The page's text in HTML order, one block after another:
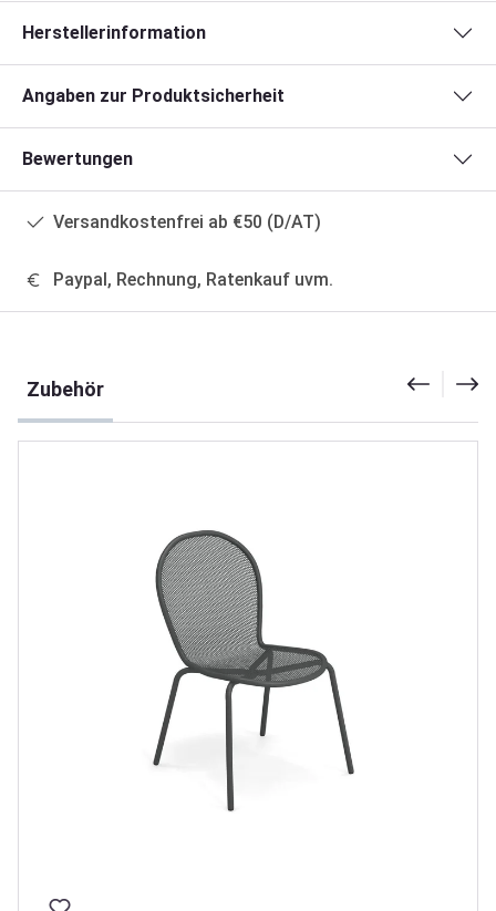
Herstellerinformation
Angaben zur Produktsicherheit
Bewertungen
Versandkostenfrei ab €50 (D/AT)
Paypal, Rechnung, Ratenkauf uvm.
Zubehör